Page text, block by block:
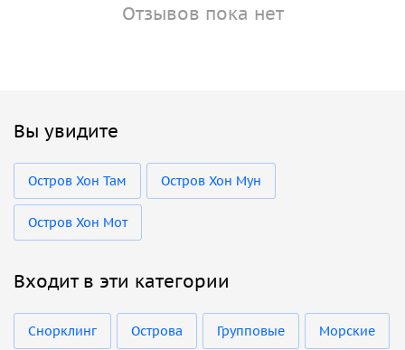
Отзывов пока нет
Вы увидите
Остров Хон Там Остров Хон Мун
Остров Хон Мот
Входит в эти категории
Снорклинг Острова Групповые Морские